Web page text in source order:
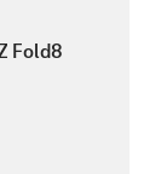
Fold8